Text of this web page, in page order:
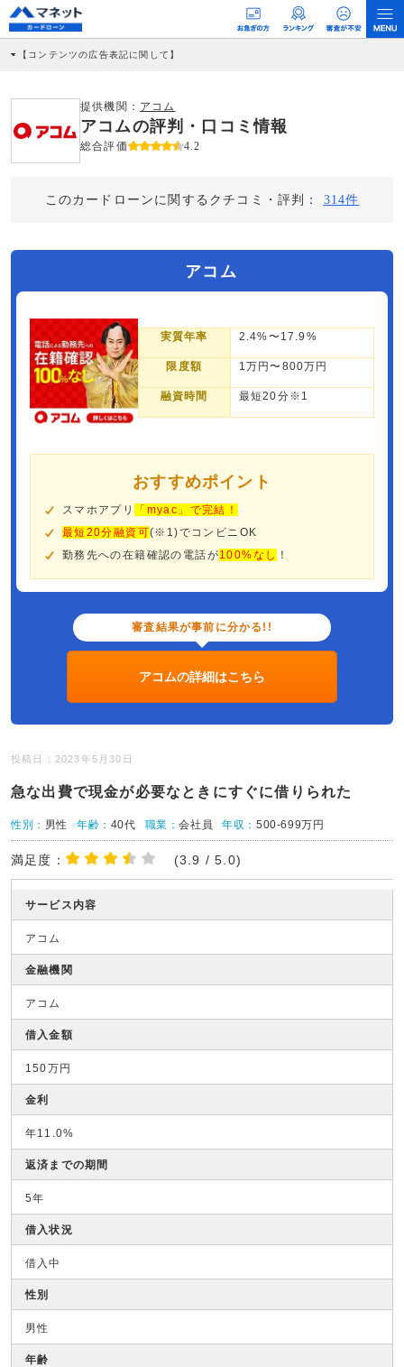
【コンテンツの広告表記に関して】
社に対して企業から紹介報酬が支払われるという収益モデルです。 ただし、特定の
商品を根拠なくPRするものではなく、当編集部の調査／ユーザーへの口コミ収集な
どに基づき、公平性を担保した情報提供を行っています。
>提携企業一覧
提供機関： アコム
アコムの評判・口コミ情報
総合評価 4.2
このカードローンに関するクチコミ・評判： 314件
アコム
実質年率 2.4%〜17.9%
限度額 1万円〜800万円
融資時間 最短20分※1
おすすめポイント
スマホアプリ
「myac」で完結！
最短20分融資可(※1)でコンビニOK
勤務先への在籍確認の電話が100%なし ！
審査結果が事前に分かる!!
アコムの詳細はこちら
投稿日：2023年5月30日
急な出費で現金が必要なときにすぐに借りられた
性別： 男性 年齢： 40代 職業：会社員 年収：500-699万円
満足度： (3.9 / 5.0)
サービス内容
アコム
金融機関
アコム
借入金額
150万円
金利
年11.0%
返済までの期間
5年
借入状況
借入中
性別
男性
年齢